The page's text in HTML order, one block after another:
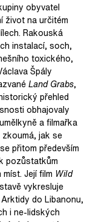
obyvatel
život na určitém
Rakouská
instalací, soch,
toxického,
Špály
Land Grabs,
přehled
obhajovaly
a filmařka
jak se
přitom především
pozůstatkům
Její film Wild
vykresluje
do Libanonu,
i ne-lidských